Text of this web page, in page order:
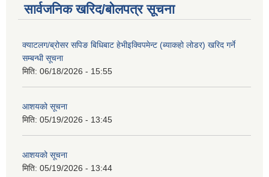
सार्वजनिक खरिद/बोलपत्र सूचना
क्याटलग/ब्रोसर सपिङ बिधिबाट हेभीइक्विपमेन्ट (ब्याकहो लोडर) खरिद गर्ने
सम्बन्धी सूचना
मिति: 06/18/2026 - 15:55
आशयको सूचना
मिति: 05/19/2026 - 13:45
आशयको सूचना
मिति: 05/19/2026 - 13:44